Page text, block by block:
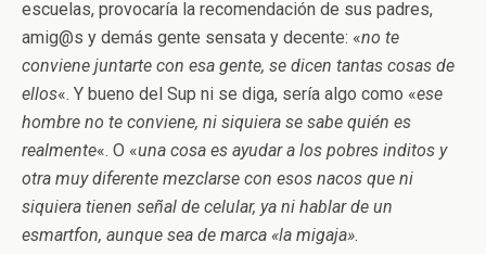
escuelas, provocaría la recomendación de sus padres,
amig@s y demás gente sensata y decente: «no te
conviene juntarte con esa gente, se dicen tantas cosas de
ellos«. Y bueno del Sup ni se diga, sería algo como «ese
hombre no te conviene, ni siquiera se sabe quién es
realmente«. O «una cosa es ayudar a los pobres inditos y
otra muy diferente mezclarse con esos nacos que ni
siquiera tienen señal de celular, ya ni hablar de un
esmartfon, aunque sea de marca «la migaja».